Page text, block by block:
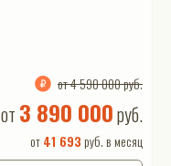
от 4 590 000 руб.
от 3 890 000руб.
от41 693 руб. в месяц